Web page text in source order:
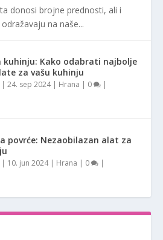
donosi brojne prednosti, ali i
na naše...
kuhinju: Kako odabrati najbolje
za vašu kuhinju
|24. sep 2024| Hrana | 0 |
povrće: Nezaobilazan alat za
| 10. jun 2024| Hrana | 0 |